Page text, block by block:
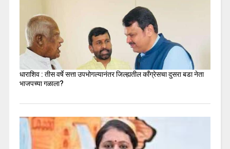
धाराशिव : तीस वर्षे सत्ता उपभोगल्यानंतर जिल्ह्यतील कॉंग्रेसचा दुसरा बडा नेता
भाजपच्या गळाला?